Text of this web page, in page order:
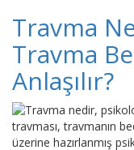
Travma
Travma
Anlaşılır?